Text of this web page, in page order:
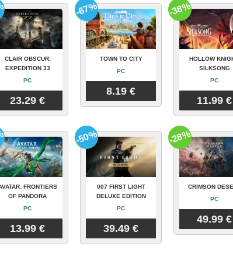
CLAIR OBSCUR:
EXPEDITION 33
PC
23.29 €
TOWN TO CITY
PC
8.19 €
-67%
HOLLOW
SILKSONG
PC
11.99 €
-38%
FRONTIERS
OF PANDORA
PC
13.99 €
007 FIRST LIGHT
DELUXE EDITION
PC
39.49 €
-50%
CRIMSON
PC
49.99 €
-28%